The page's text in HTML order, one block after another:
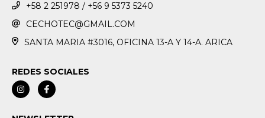
+58 2 251978 / +56 9 5373 5240
CECHOTEC@GMAIL.COM
SANTA MARIA #3016, OFICINA 13-A Y 14-A. ARICA
REDES SOCIALES